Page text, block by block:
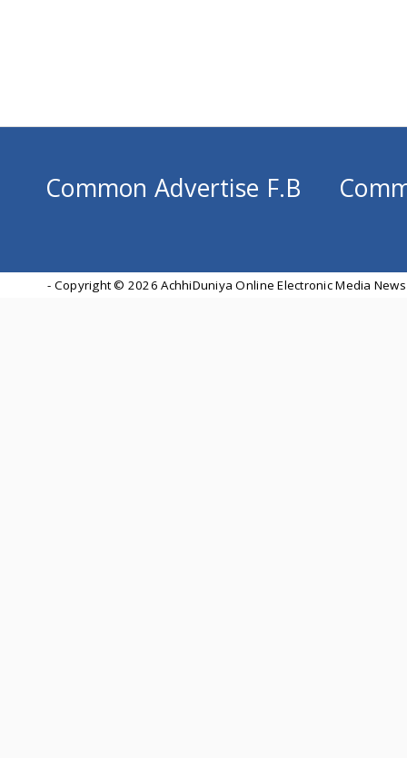
Common Advertise F.B
- Copyright © 2026 AchhiDuniya Online Electronic Media